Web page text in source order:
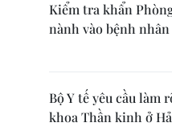
Kiểm tra khẩn
nành vào bệnh
Bộ Y tế yêu cầu làm
khoa Thần kinh ở